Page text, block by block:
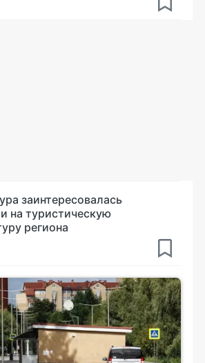
заинтересовалась
на туристическую
региона